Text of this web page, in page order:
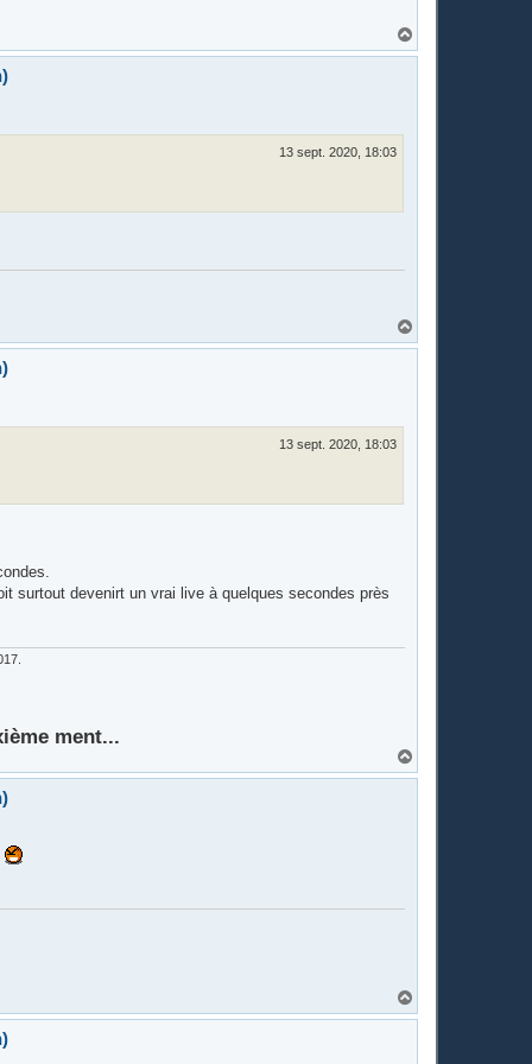
a
13 sept. 2020, 18:03
a
13 sept. 2020, 18:03
surtout devenirt un vrai live à quelques secondes près
ment...
a
a